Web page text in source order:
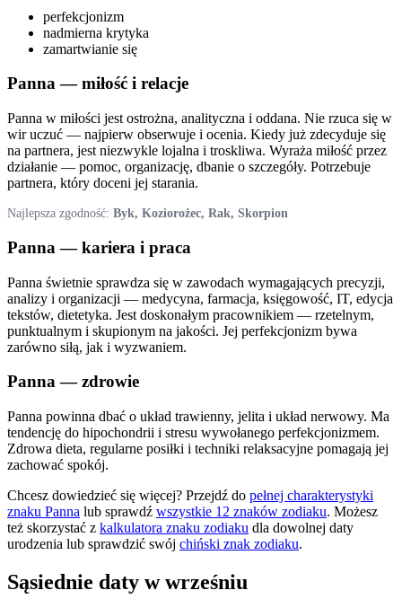
perfekcjonizm
nadmierna krytyka
zamartwianie się
Panna— miłość i relacje
Panna w miłości jest ostrożna, analityczna i oddana. Nie rzuca się w
wir uczuć — najpierw obserwuje i ocenia. Kiedy już zdecyduje się
na partnera, jest niezwykle lojalna i troskliwa. Wyraża miłość przez
działanie — pomoc, organizację, dbanie o szczegóły. Potrzebuje
partnera, który doceni jej starania.
Najlepsza zgodność: Byk, Koziorożec, Rak, Skorpion
Panna — kariera i praca
Panna świetnie sprawdza się w zawodach wymagających precyzji,
analizy i organizacji — medycyna, farmacja, księgowość, IT, edycja
tekstów, dietetyka. Jest doskonałym pracownikiem — rzetelnym,
punktualnym i skupionym na jakości. Jej perfekcjonizm bywa
zarówno siłą, jak i wyzwaniem.
Panna— zdrowie
Panna powinna dbać o układ trawienny, jelita i układ nerwowy. Ma
tendencję do hipochondrii i stresu wywołanego perfekcjonizmem.
Zdrowa dieta, regularne posiłki i techniki relaksacyjne pomagają jej
zachować spokój.
Chcesz dowiedzieć się więcej? Przejdź do pełnej charakterystyki
znaku Panna lub sprawdź wszystkie 12 znaków zodiaku. Możesz
też skorzystać z kalkulatora znaku zodiaku dla dowolnej daty
urodzenia lub sprawdzić swój chiński znak zodiaku.
Sąsiednie daty wwrześniu